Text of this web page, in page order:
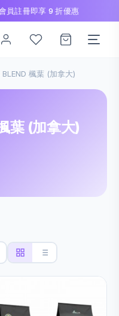
員註冊即享 9 折優惠
BLEND 楓葉 (加拿大)
葉 (加拿大)